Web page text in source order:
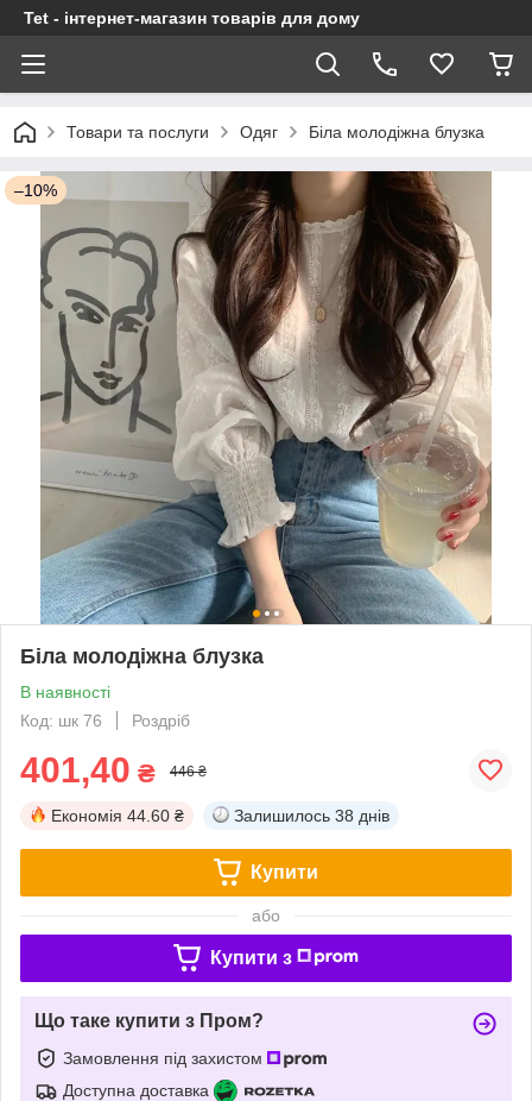
Tet - інтернет-магазин товарів для дому
Товари та послуги Одяг Біла молодіжна блузка
–10%
Біла молодіжна блузка
В наявності
Код: шк 76
Роздріб
401,40 ₴ 446 ₴
Економія 44.60 ₴ Залишилось 38 днів
Купити
або
Купити з
Що таке купити з Пром?
Замовлення під захистом
Доступна доставка